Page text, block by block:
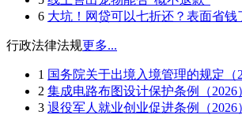
6 大坑！网贷可以七折还？表面省钱
行政法律法规更多...
1 国务院关于出境入境管理的规定（
2 集成电路布图设计保护条例（2026
3 退役军人就业创业促进条例（2026